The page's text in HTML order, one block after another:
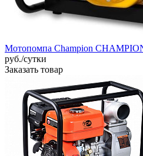
Мотопомпа Champion
руб./сутки
Заказать товар